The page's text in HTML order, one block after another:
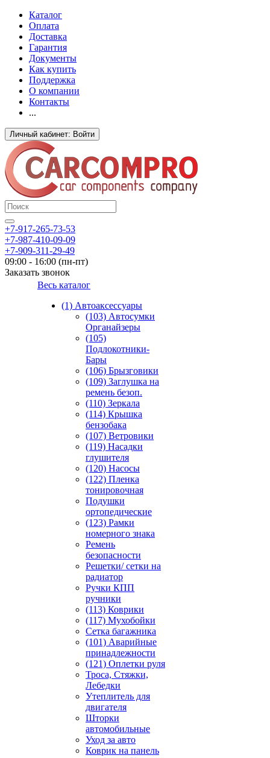
Каталог
Оплата
Доставка
Гарантия
Документы
Как купить
Поддержка
О компании
Контакты
...
Личный кабинет: Войти
+7-917-265-73-53
+7-987-410-09-09
+7-909-311-29-49
09:00 - 16:00 (пн-пт)
Заказать звонок
Весь каталог
(1) Автоаксессуары
(103) Автосумки
Органайзеры
(105)
Подлокотники-
Бары
(106) Брызговики
(109) Заглушка на
ремень безоп.
(110) Зеркала
(114) Крышка
бензобака
(107) Ветровики
(119) Насадки
глушителя
(120) Насосы
(122) Пленка
тонировочная
Подушки
ортопедические
(123) Рамки
номерного знака
Ремень
безопасности
Решетки/ сетки на
радиатор
Ручки КПП
ручники
(113) Коврики
(117) Мухобойки
Сетка багажника
(101) Аварийные
принадлежности
(121) Оплетки руля
Троса, Стяжки,
Лебедки
Утеплитель для
двигателя
Шторки
автомобильные
Уход за авто
Коврик на панель